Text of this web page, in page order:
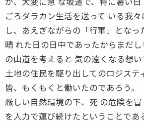
ごろダラカン生活を送って いる我
し、あえぎながらの「行軍」となっ
晴 れた日の日中であったからまだ
の山道を考えると 気の遠くなる想い
土地の住民を駆り出してのロジステ
皆、もくもくと働いたのであろう。
厳しい自然環境の下、死 の危険を
を人力で運び続けたということであ